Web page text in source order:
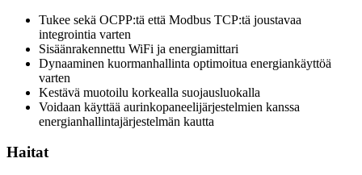
Tukee sekä OCPP:tä että Modbus TCP:tä joustavaa
integrointia varten
Sisäänrakennettu WiFi ja energiamittari
Dynaaminen kuormanhallinta optimoitua energiankäyttöä
varten
Kestävä muotoilu korkealla suojausluokalla
Voidaan käyttää aurinkopaneelijärjestelmien kanssa
energianhallintajärjestelmän kautta
Haitat